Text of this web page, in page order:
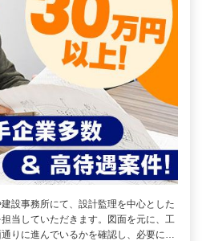
設事務所にて、設計監理を中心とした
当していただきます。図面を元に、工
りに進んでいるかを確認し、必要に…